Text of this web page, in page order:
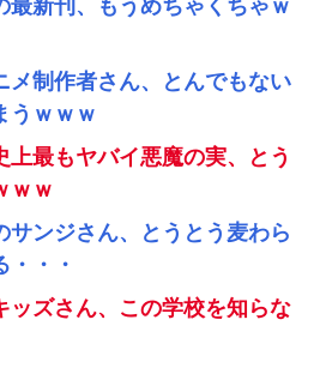
最新刊、もうめちゃくちゃｗ
メ制作者さん、とんでもない
うｗｗｗ
上最もヤバイ悪魔の実、とう
ｗｗ
サンジさん、とうとう麦わら
・・・
ッズさん、この学校を知らな